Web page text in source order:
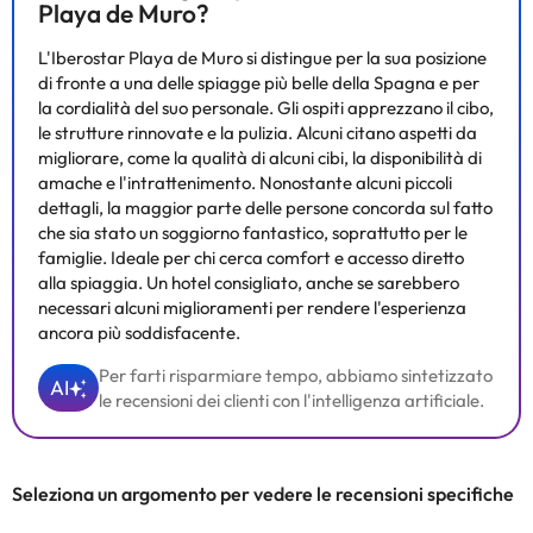
Playa de Muro?
L'Iberostar Playa de Muro si distingue per la sua posizione
di fronte a una delle spiagge più belle della Spagna e per
la cordialità del suo personale. Gli ospiti apprezzano il cibo,
le strutture rinnovate e la pulizia. Alcuni citano aspetti da
migliorare, come la qualità di alcuni cibi, la disponibilità di
amache e l'intrattenimento. Nonostante alcuni piccoli
dettagli, la maggior parte delle persone concorda sul fatto
che sia stato un soggiorno fantastico, soprattutto per le
famiglie. Ideale per chi cerca comfort e accesso diretto
alla spiaggia. Un hotel consigliato, anche se sarebbero
necessari alcuni miglioramenti per rendere l'esperienza
ancora più soddisfacente.
AI
Per farti risparmiare tempo, abbiamo sintetizzato
le recensioni dei clienti con l'intelligenza artificiale.
Seleziona un argomento per vedere le recensioni specifiche